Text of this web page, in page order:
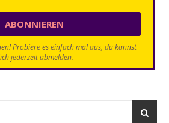
Probiere es einfach mal aus, du kannst
jederzeit abmelden.